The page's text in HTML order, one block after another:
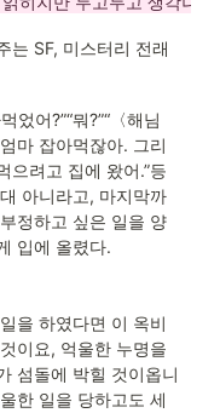
는 SF, 미스터리 전래
었어?”“뭐?”“〈해님
마 잡아먹잖아. 그리
으려고 집에 왔어.”등
아니라고, 마지막까
정하고 싶은 일을 양
입에 올렸다.
을 하였다면 이 옥비
이요, 억울한 누명을
섬돌에 박힐 것이옵니
한 일을 당하고도 세